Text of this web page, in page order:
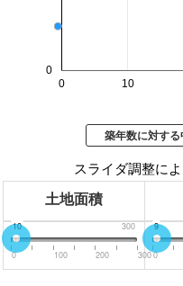
0 10
0
築年数に対す
スライダ調整に
土地面積
0 300
10
0 100 200 300
0
9
0